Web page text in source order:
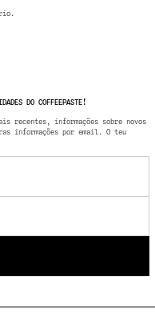
DO COFFEEPASTE!
recentes, informações sobre novos
informações por email. O teu